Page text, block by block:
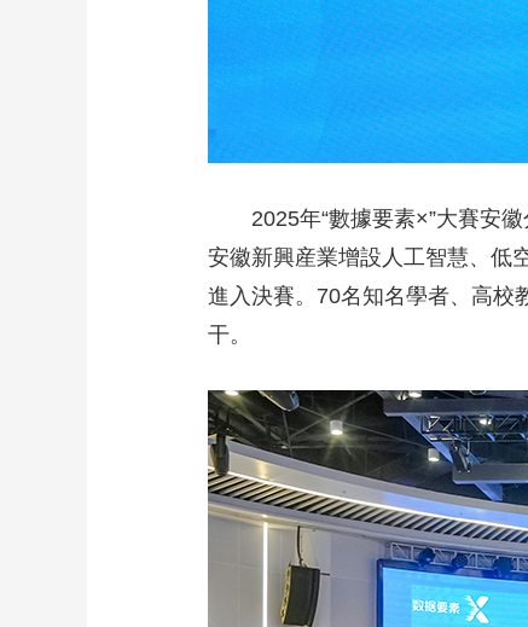
2025年“數據要素×”大賽安
安徽新興産業增設人工智慧、低
進入決賽。70名知名學者、高校
干。